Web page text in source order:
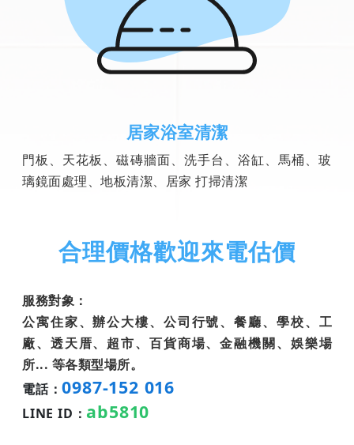
居家浴室清潔
門板、天花板、磁磚牆面、洗手台、浴缸、馬桶、玻
璃鏡面處理、地板清潔、居家 打掃清潔
合理價格歡迎來電估價
服務對象：
公寓住家、辦公大樓、公司行號、餐廳、學校、工
廠、透天厝、超市、百貨商場、金融機關、娛樂場
所... 等各類型場所。
電話：0987-152 016
LINE ID： ab5810